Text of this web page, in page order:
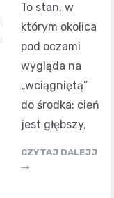
To stan, w
którym okolica
pod oczami
wygląda na
„wciągniętą”
do środka: cień
jest głębszy,
CZYTAJ DALEJJ